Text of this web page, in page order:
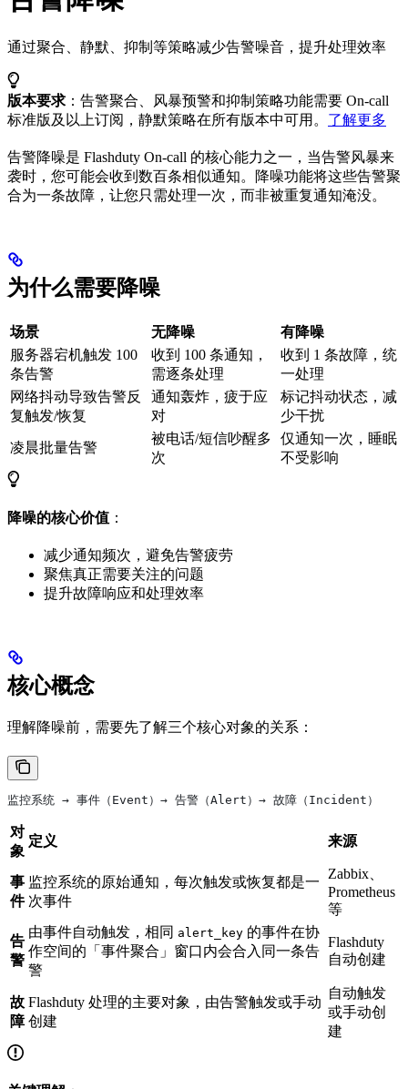
通过聚合、静默、抑制等策略减少告警噪音，提升处理效率
版本要求 ：告警聚合、风暴预警和抑制策略功能需要 On-call
标准版及以上订阅，静默策略在所有版本中可用。 了解更多
告警降噪是 Flashduty On-call 的核心能力之一，当告警风暴来
袭时，您可能会收到数百条相似通知。降噪功能将这些告警聚
合为一条故障，让您只需处理一次，而非被重复通知淹没。
为什么需要降噪
场景 无降噪
有降噪
服务器宕机触发 100
条告警
收到 100 条通知，
需逐条处理
收到 1 条故障，统
一处理
网络抖动导致告警反
复触发/恢复
通知轰炸，疲于应
对
标记抖动状态，减
少干扰
凌晨批量告警
被电话/短信吵醒多
次
仅通知一次，睡眠
不受影响
降噪的核心价值 ：
减少通知频次，避免告警疲劳
聚焦真正需要关注的问题
提升故障响应和处理效率
核心概念
理解降噪前，需要先了解三个核心对象的关系：
监控系统 → 事件（Event）→ 告警（Alert）→ 故障（Incident）
对
象
定义 来源
事
件
监控系统的原始通知，每次触发或恢复都是一
次事件
Zabbix、
Prometheus
等
告
警
由事件自动触发，相同 alert_key 的事件在协
作空间的「事件聚合」窗口内会合入同一条告
警
Flashduty
自动创建
故
障
Flashduty 处理的主要对象，由告警触发或手动
创建
自动触发
或手动创
建